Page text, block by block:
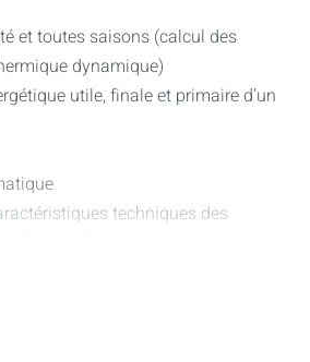
et toutes saisons (calcul des
dynamique)
utile, finale et primaire d’un
techniques des
de chaleur, PV et Psolaire)